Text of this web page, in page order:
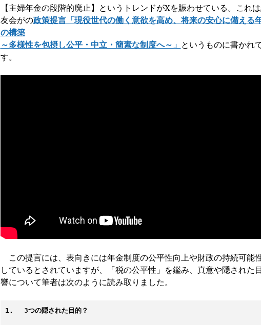
【主婦年金の段階的廃止】というトレンドがXを賑わせている。これ
友会がの政策提言「現役世代の働く意欲を高め、将来の安心に備える
の構築
～多様性を包摂し公平・中立・簡素な制度へ～」 というものに書かれ
す。
この提言には、表向きには年金制度の公平性向上や財政の持続可能
しているとされていますが、「税の公平性」を鑑み、真意や隠された
響について筆者は次のように読み取りました。
1. 　3つの隠された目的？